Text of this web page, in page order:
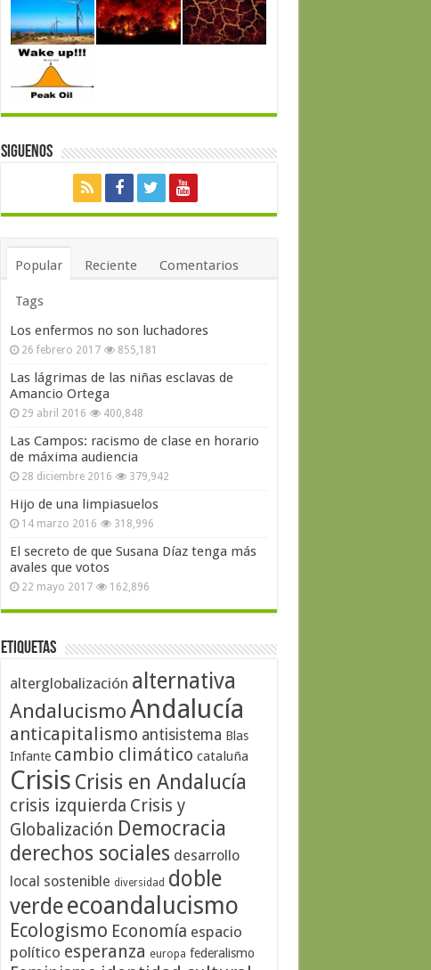
Siguenos
Popular Reciente Comentarios
Tags
Los enfermos no son luchadores
26 febrero 2017 855,181
Las lágrimas de las niñas esclavas de
Amancio Ortega
29 abril 2016 400,848
Las Campos: racismo de clase en horario
de máxima audiencia
28 diciembre 2016 379,942
Hijo de una limpiasuelos
14 marzo 2016 318,996
El secreto de que Susana Díaz tenga más
avales que votos
22 mayo 2017 162,896
Etiquetas
alterglobalización alternativa
AndalucismoAndalucía
anticapitalismo antisistema Blas
Infante cambio climático cataluña
Crisis Crisis en Andalucía
crisis izquierda Crisis y
Globalización Democracia
derechos sociales desarrollo
local sostenible diversidad doble
verdeecoandalucismo
Ecologismo Economía espacio
político esperanza europa federalismo